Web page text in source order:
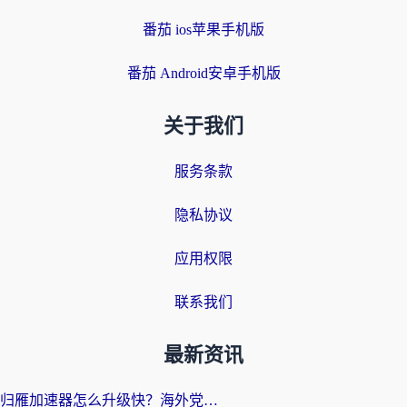
番茄 ios苹果手机版
番茄 Android安卓手机版
关于我们
服务条款
隐私协议
应用权限
联系我们
最新资讯
归雁加速器怎么升级快？海外党无缝访问国内资源的全攻略（附免费VPN推荐Dcard热门款）